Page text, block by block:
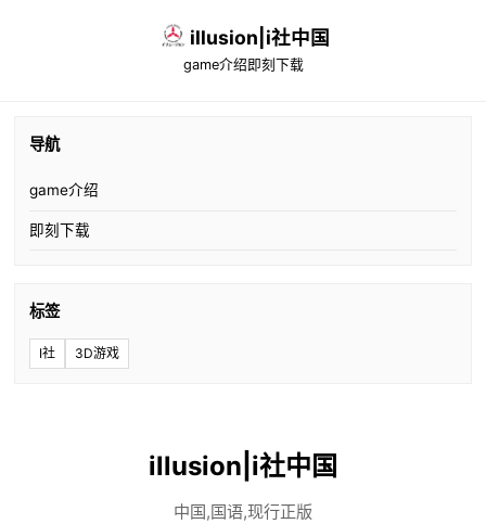
illusion|i社中国
game介绍 即刻下载
导航
game介绍
即刻下载
标签
I社 3D游戏
illusion|i社中国
中国,国语,现行正版